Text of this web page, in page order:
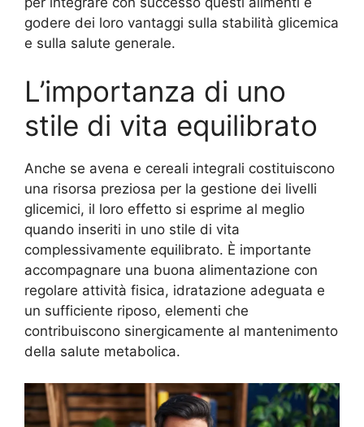
godere dei loro vantaggi sulla stabilità glicemica
e sulla salute generale.
L’importanza di uno
stile di vita equilibrato
Anche se avena e cereali integrali costituiscono
una risorsa preziosa per la gestione dei livelli
glicemici, il loro effetto si esprime al meglio
quando inseriti in uno stile di vita
complessivamente equilibrato. È importante
accompagnare una buona alimentazione con
regolare attività fisica, idratazione adeguata e
un sufficiente riposo, elementi che
contribuiscono sinergicamente al mantenimento
della salute metabolica.